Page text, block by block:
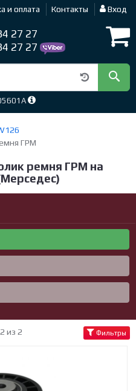
и оплата Контакты Вход
27 27
27 27
ГРМ
ремня ГРМ на
из 2 Фильтры